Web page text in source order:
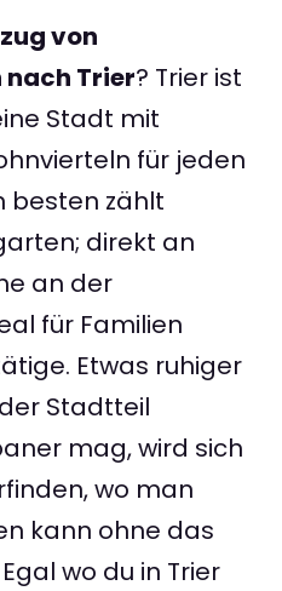
von
Trier? Trier ist
Stadt mit
für jeden
besten zählt
direkt an
an der
für Familien
Etwas ruhiger
Stadtteil
mag, wird sich
wo man
kann ohne das
wo du in Trier